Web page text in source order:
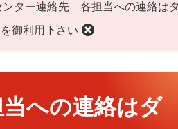
ンター連絡先 各担当への連絡は
御利用下さい
への連絡はダ